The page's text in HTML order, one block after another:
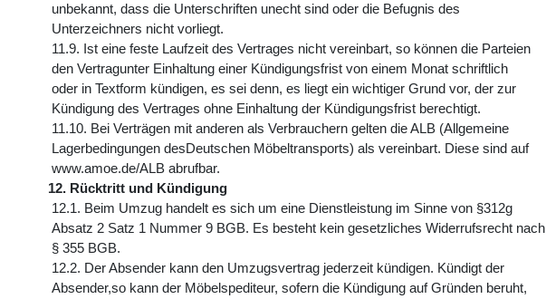
unbekannt, dass die Unterschriften unecht sind oder die Befugnis des
Unterzeichners nicht vorliegt.
11.9. Ist eine feste Laufzeit des Vertrages nicht vereinbart, so können die Parteien
den Vertragunter Einhaltung einer Kündigungsfrist von einem Monat schriftlich
oder in Textform kündigen, es sei denn, es liegt ein wichtiger Grund vor, der zur
Kündigung des Vertrages ohne Einhaltung der Kündigungsfrist berechtigt.
11.10. Bei Verträgen mit anderen als Verbrauchern gelten die ALB (Allgemeine
Lagerbedingungen desDeutschen Möbeltransports) als vereinbart. Diese sind auf
www.amoe.de/ALB abrufbar.
12. Rücktritt und Kündigung
12.1. Beim Umzug handelt es sich um eine Dienstleistung im Sinne von §312g
Absatz 2 Satz 1 Nummer 9 BGB. Es besteht kein gesetzliches Widerrufsrecht nach
§ 355 BGB.
12.2. Der Absender kann den Umzugsvertrag jederzeit kündigen. Kündigt der
Absender,so kann der Möbelspediteur, sofern die Kündigung auf Gründen beruht,